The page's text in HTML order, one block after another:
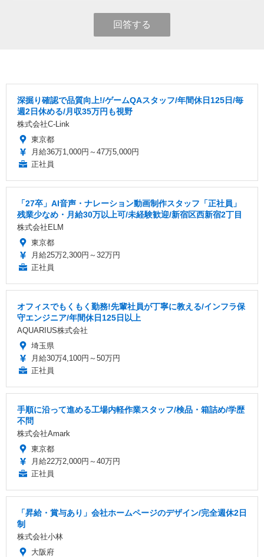
回答する
深掘り確認で品質向上!/ゲームQAスタッフ/年間休日125日/毎
週2日休める/月収35万円も視野
株式会社C-Link
東京都
月給36万1,000円～47万5,000円
正社員
「27卒」AI音声・ナレーション動画制作スタッフ「正社員」
残業少なめ・月給30万以上可/未経験歓迎/新宿区西新宿2丁目
株式会社ELM
東京都
月給25万2,300円～32万円
正社員
オフィスでもくもく勤務!先輩社員が丁寧に教える/インフラ保
守エンジニア/年間休日125日以上
AQUARIUS株式会社
埼玉県
月給30万4,100円～50万円
正社員
手順に沿って進める工場内軽作業スタッフ/検品・箱詰め/学歴
不問
株式会社Amark
東京都
月給22万2,000円～40万円
正社員
「昇給・賞与あり」会社ホームページのデザイン/完全週休2日
制
株式会社小林
大阪府